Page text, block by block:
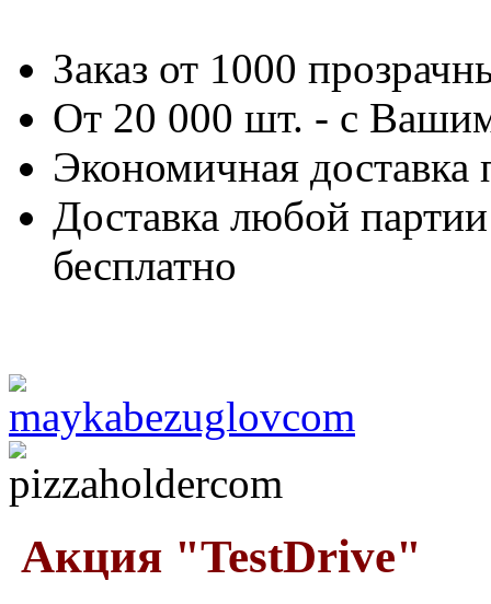
Заказ от 1000
От 20 000 шт. - с
Экономичная доставка
Доставка любой
бесплатно
Акция "TestDrive"